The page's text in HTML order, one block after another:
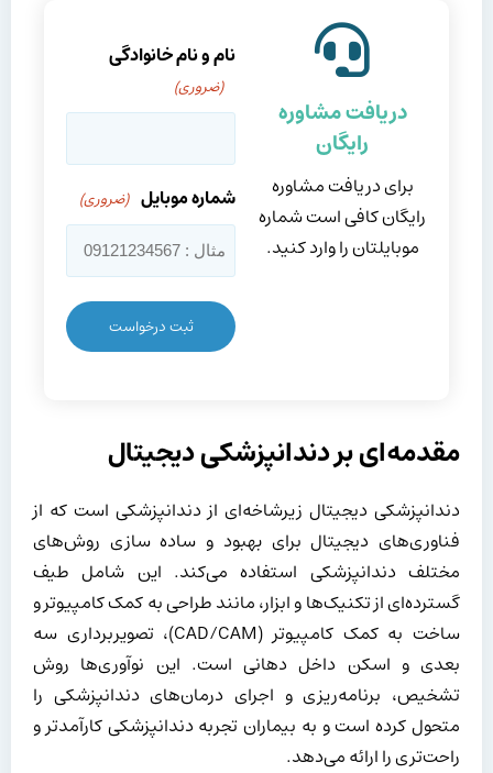
دریافت مشاوره
رایگان
برای دریافت مشاوره
رایگان کافی است شماره
موبایلتان را وارد کنید.
نام و نام خانوادگی
(ضروری)
شماره موبایل (ضروری)
مقدمه‌ای بر دندانپزشکی دیجیتال
دندانپزشکی دیجیتال زیرشاخه‌ای از دندانپزشکی است که از
فناوری‌های دیجیتال برای بهبود و ساده سازی روش‌های
مختلف دندانپزشکی استفاده می‌کند. این شامل طیف
گسترده‌ای از تکنیک‌ها و ابزار، مانند طراحی به کمک کامپیوتر و
ساخت به کمک کامپیوتر (CAD/CAM)، تصویربرداری سه
بعدی و اسکن داخل دهانی است. این نوآوری‌ها روش
تشخیص، برنامه‌ریزی و اجرای درمان‌های دندانپزشکی را
متحول کرده است و به بیماران تجربه دندانپزشکی کارآمدتر و
راحت‌تری را ارائه می‌دهد.